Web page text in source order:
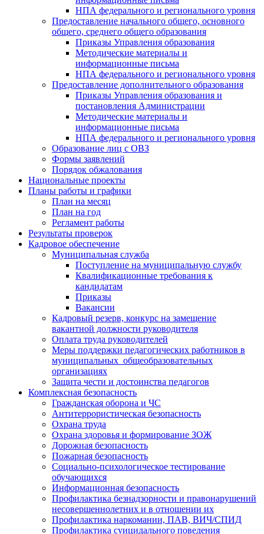
НПА федерального и регионального уровня
Предоставление начального общего, основного
общего, среднего общего образования
Приказы Управления образования
Методические материалы и
информационные письма
НПА федерального и регионального уровня
Предоставление дополнительного образования
Приказы Управления образования и
постановления Администрации
Методические материалы и
информационные письма
НПА федерального и регионального уровня
Образование лиц с ОВЗ
Формы заявлений
Порядок обжалования
Национальные проекты
Планы работы и графики
План на месяц
План на год
Регламент работы
Результаты проверок
Кадровое обеспечение
Муниципальная служба
Поступление на муниципальную службу
Квалификационные требования к
кандидатам
Приказы
Вакансии
Кадровый резерв, конкурс на замещение
вакантной должности руководителя
Оплата труда руководителей
Меры поддержки педагогических работников в
муниципальных общеобразовательных
организациях
Защита чести и достоинства педагогов
Комплексная безопасность
Гражданская оборона и ЧС
Антитеррористическая безопасность
Охрана труда
Охрана здоровья и формирование ЗОЖ
Дорожная безопасность
Пожарная безопасность
Социально-психологическое тестирование
обучающихся
Информационная безопасность
Профилактика безнадзорности и правонарушений
несовершеннолетних и в отношении их
Профилактика наркомании, ПАВ, ВИЧ/СПИД
Профилактика суицидального поведения